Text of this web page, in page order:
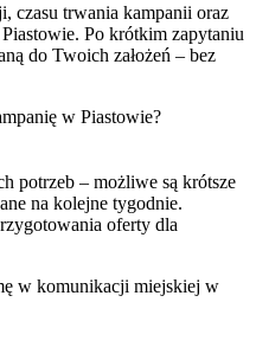
czasu trwania kampanii oraz
Po krótkim zapytaniu
do Twoich założeń – bez
w Piastowie?
potrzeb – możliwe są krótsze
na kolejne tygodnie.
oferty dla
w komunikacji miejskiej w